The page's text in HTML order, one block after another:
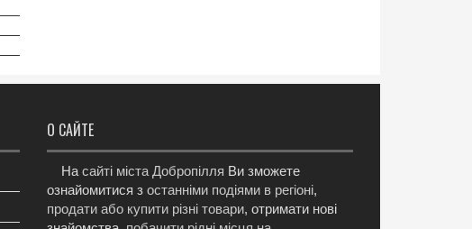
О САЙТЕ
На сайті міста Добропілля Ви зможете
ознайомитися з останніми подіями в регіоні,
продати або купити різні товари, отримати нові